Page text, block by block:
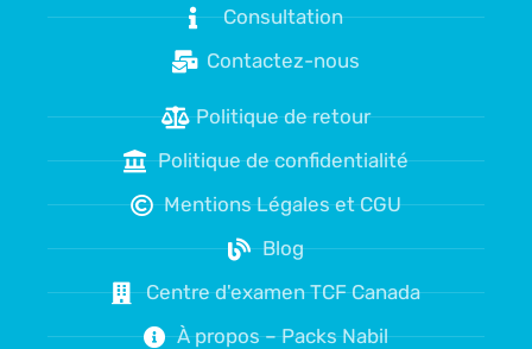
Consultation
Contactez-nous
Politique de retour
Politique de confidentialité
Mentions Légales et CGU
Blog
Centre d'examen TCF Canada
À propos – Packs Nabil